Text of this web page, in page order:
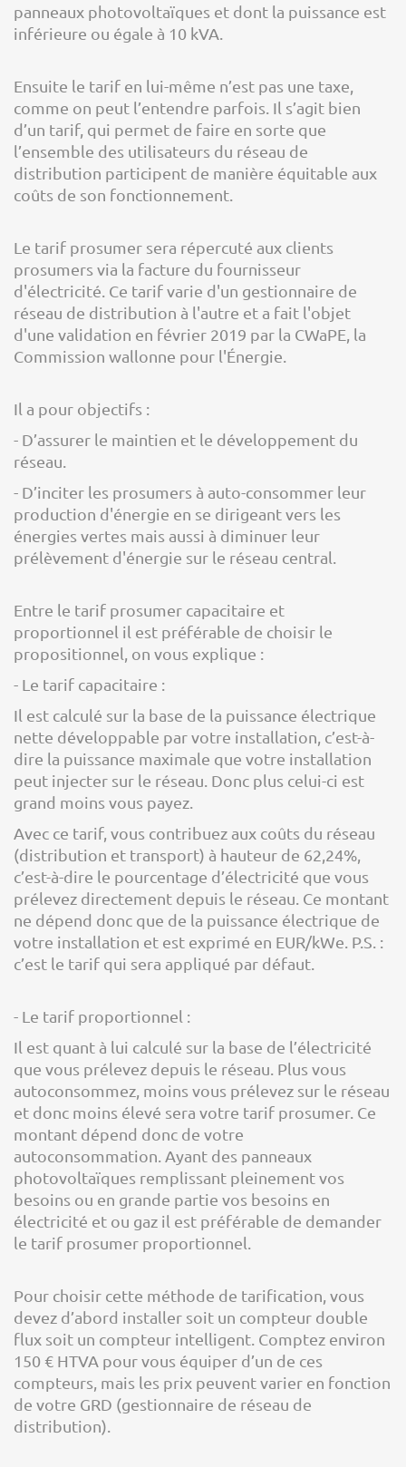
panneaux photovoltaïques et dont la puissance est
inférieure ou égale à 10 kVA.
Ensuite le tarif en lui-même n’est pas une taxe,
comme on peut l’entendre parfois. Il s’agit bien
d’un tarif, qui permet de faire en sorte que
l’ensemble des utilisateurs du réseau de
distribution participent de manière équitable aux
coûts de son fonctionnement.
Le tarif prosumer sera répercuté aux clients
prosumers via la facture du fournisseur
d'électricité. Ce tarif varie d'un gestionnaire de
réseau de distribution à l'autre et a fait l'objet
d'une validation en février 2019 par la CWaPE, la
Commission wallonne pour l'Énergie.
Il a pour objectifs :
- D’assurer le maintien et le développement du
réseau.
- D’inciter les prosumers à auto-consommer leur
production d'énergie en se dirigeant vers les
énergies vertes mais aussi à diminuer leur
prélèvement d'énergie sur le réseau central.
Entre le tarif prosumer capacitaire et
proportionnel il est préférable de choisir le
propositionnel, on vous explique :
- Le tarif capacitaire :
Il est calculé sur la base de la puissance électrique
nette développable par votre installation, c’est-à-
dire la puissance maximale que votre installation
peut injecter sur le réseau. Donc plus celui-ci est
grand moins vous payez.
Avec ce tarif, vous contribuez aux coûts du réseau
(distribution et transport) à hauteur de 62,24%,
c’est-à-dire le pourcentage d’électricité que vous
prélevez directement depuis le réseau. Ce montant
ne dépend donc que de la puissance électrique de
votre installation et est exprimé en EUR/kWe. P.S. :
c’est le tarif qui sera appliqué par défaut.
- Le tarif proportionnel :
Il est quant à lui calculé sur la base de l’électricité
que vous prélevez depuis le réseau. Plus vous
autoconsommez, moins vous prélevez sur le réseau
et donc moins élevé sera votre tarif prosumer. Ce
montant dépend donc de votre
autoconsommation. Ayant des panneaux
photovoltaïques remplissant pleinement vos
besoins ou en grande partie vos besoins en
électricité et ou gaz il est préférable de demander
le tarif prosumer proportionnel.
Pour choisir cette méthode de tarification, vous
devez d’abord installer soit un compteur double
flux soit un compteur intelligent. Comptez environ
150 € HTVA pour vous équiper d’un de ces
compteurs, mais les prix peuvent varier en fonction
de votre GRD (gestionnaire de réseau de
distribution).